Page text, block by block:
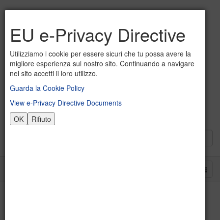
EU e-Privacy Directive
Utilizziamo i cookie per essere sicuri che tu possa avere la
migliore esperienza sul nostro sito. Continuando a navigare
nel sito accetti il loro utilizzo.
Guarda la Cookie Policy
View e-Privacy Directive Documents
OK
Rifiuto